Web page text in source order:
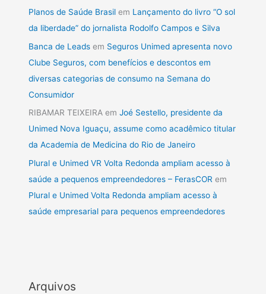
Planos de Saúde Brasil em Lançamento do livro “O sol
da liberdade” do jornalista Rodolfo Campos e Silva
Banca de Leads em Seguros Unimed apresenta novo
Clube Seguros, com benefícios e descontos em
diversas categorias de consumo na Semana do
Consumidor
RIBAMAR TEIXEIRA emJoé Sestello, presidente da
Unimed Nova Iguaçu, assume como acadêmico titular
da Academia de Medicina do Rio de Janeiro
Plural e Unimed VR Volta Redonda ampliam acesso à
saúde a pequenos empreendedores – FerasCOR em
Plural e Unimed Volta Redonda ampliam acesso à
saúde empresarial para pequenos empreendedores
Arquivos